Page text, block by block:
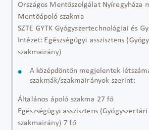
Országos Mentőszolgálat Nyíregyháza
Mentőápoló szakma
SZTE GYTK Gyógyszertechnológiai és
Intézet: Egészségügyi asszisztens
szakmairány)
A középdöntőn megjelentek
szakmák/szakmairányok szerint:
Általános ápoló szakma 27 fő
Egészségügyi asszisztens (Gyógyszertári
szakmairány) 7 fő